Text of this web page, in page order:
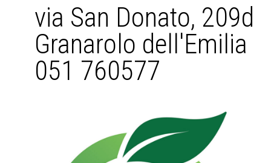
via San Donato, 209d
Granarolo dell'Emilia
051 760577